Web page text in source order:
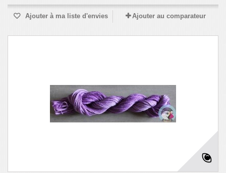
Ajouter à ma liste d'envies Ajouter au comparateur